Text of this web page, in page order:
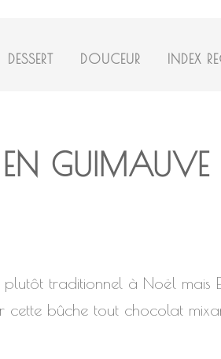
DESSERT DOUCEUR INDEX
GUIMAUVE
traditionnel à Noël mais
cette bûche tout chocolat